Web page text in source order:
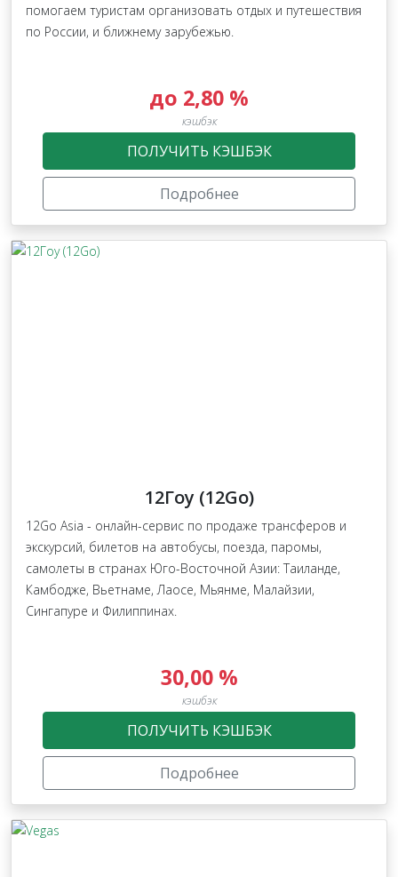
помогаем туристам организовать отдых и путешествия
по России, и ближнему зарубежью.
до 2,80 %
кэшбэк
ПОЛУЧИТЬ КЭШБЭК
Подробнее
12Гоу (12Go)
12Go Asia - онлайн-сервис по продаже трансферов и
экскурсий, билетов на автобусы, поезда, паромы,
самолеты в странах Юго-Восточной Азии: Таиланде,
Камбодже, Вьетнаме, Лаосе, Мьянме, Малайзии,
Сингапуре и Филиппинах.
30,00 %
кэшбэк
ПОЛУЧИТЬ КЭШБЭК
Подробнее